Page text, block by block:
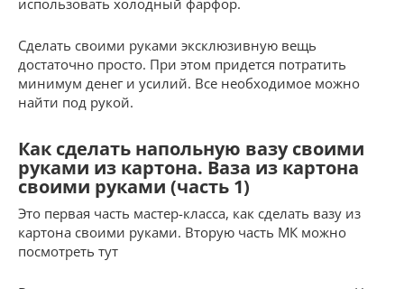
использовать холодный фарфор.
Сделать своими руками эксклюзивную вещь
достаточно просто. При этом придется потратить
минимум денег и усилий. Все необходимое можно
найти под рукой.
Как сделать напольную вазу своими
руками из картона. Ваза из картона
своими руками (часть 1)
Это первая часть мастер-класса, как сделать вазу из
картона своими руками. Вторую часть МК можно
посмотреть тут